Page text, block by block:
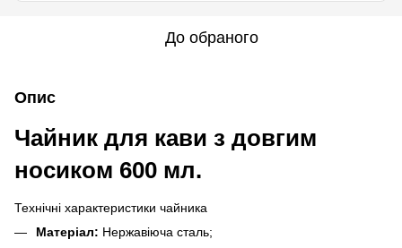
До обраного
Опис
Чайник для кави з довгим
носиком 600 мл.
Технічні характеристики чайника
Матеріал: Нержавіюча сталь;